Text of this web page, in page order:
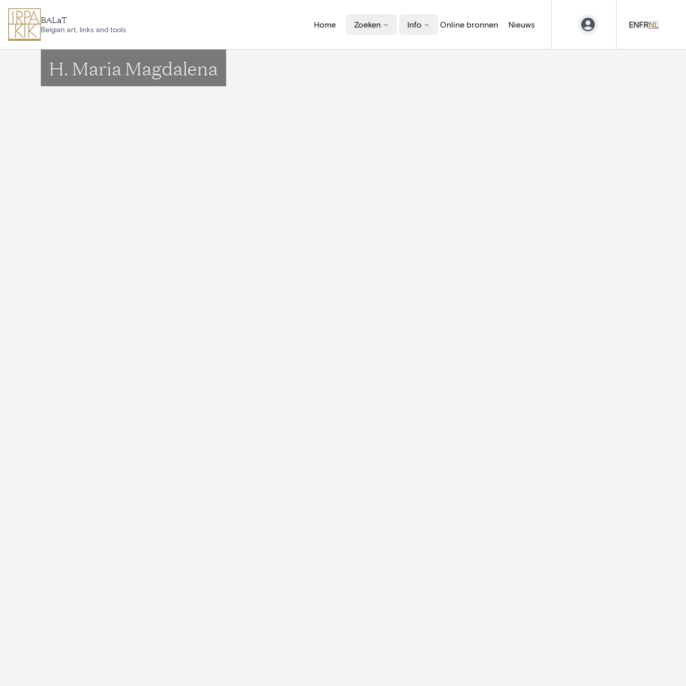
BALaT
Belgian art, links and tools
Home Zoeken Info Online bronnen Nieuws ENFRNL
H. Maria Magdalena